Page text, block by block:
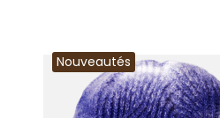
Nouveautés